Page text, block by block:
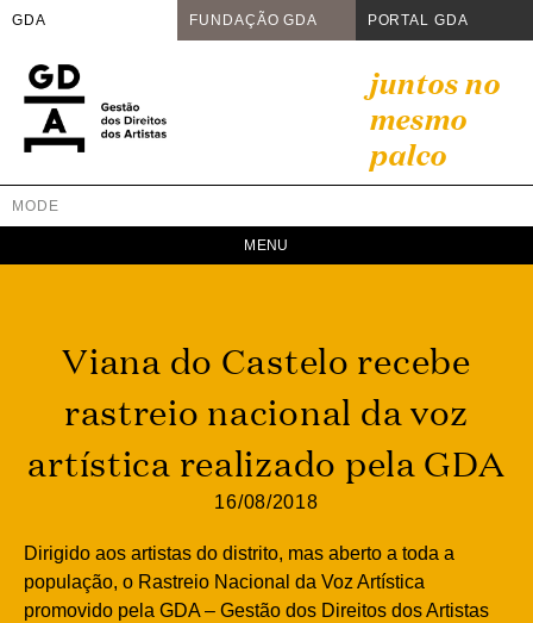
GDA FUNDAÇÃO GDA PORTAL GDA
content
juntos no
mesmo
palco
GDA
Juntos no mesmo palco
MODE
Viana do Castelo recebe
rastreio nacional da voz
artística realizado pela GDA
16/08/2018
Dirigido aos artistas do distrito, mas aberto a toda a
população, o Rastreio Nacional da Voz Artística
promovido pela GDA – Gestão dos Direitos dos Artistas